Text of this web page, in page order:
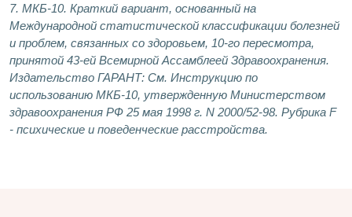
7. МКБ-10. Краткий вариант, основанный на
Международной статистической классификации болезней
и проблем, связанных со здоровьем, 10-го пересмотра,
принятой 43-ей Всемирной Ассамблеей Здравоохранения.
Издательство ГАРАНТ: См. Инструкцию по
использованию МКБ-10, утвержденную Министерством
здравоохранения РФ 25 мая 1998 г. N 2000/52-98. Рубрика F
- психические и поведенческие расстройства.